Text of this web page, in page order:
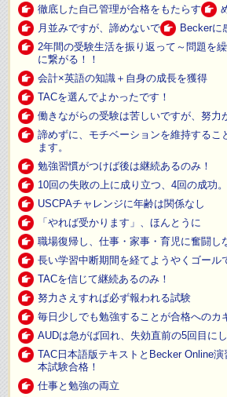
徹底した自己管理が合格をもたらす
月並みですが、諦めないで
Beckerに
2年間の受験生活を振り返って～問題を
に繋がる！！
会計×英語の知識＋自身の成長を獲得
TACを選んでよかったです！
働きながらの受験は苦しいですが、努力
諦めずに、モチベーションを維持するこ
ます。
勉強習慣がつけば後は継続あるのみ！
10回の失敗の上に成り立つ、4回の成功。
USCPAチャレンジに年齢は関係なし
「やれば受かります」、ほんとうに
職場復帰し、仕事・家事・育児に奮闘し
長い学習中断期間を経てようやくゴール
TACを信じて継続あるのみ！
努力さえすれば必ず報われる試験
毎日少しでも勉強することが合格へのカ
AUDは急がば回れ、失効直前の5回目に
TAC日本語版テキストとBecker Online
本試験合格！
仕事と勉強の両立